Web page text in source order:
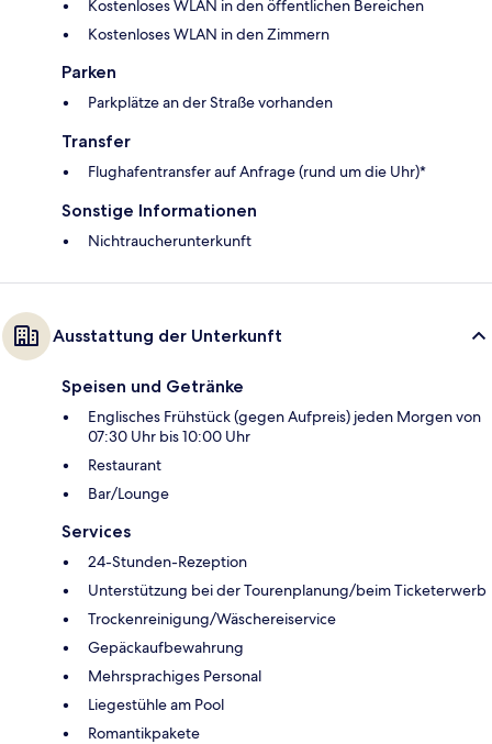
Kostenloses WLAN in den öffentlichen Bereichen
Kostenloses WLAN in den Zimmern
Parken
Parkplätze an der Straße vorhanden
Transfer
Flughafentransfer auf Anfrage (rund um die Uhr)*
Sonstige Informationen
Nichtraucherunterkunft
Ausstattung der Unterkunft
Speisen und Getränke
Englisches Frühstück (gegen Aufpreis) jeden Morgen von
07:30 Uhr bis 10:00 Uhr
Restaurant
Bar/Lounge
Services
24-Stunden-Rezeption
Unterstützung bei der Tourenplanung/beim Ticketerwerb
Trockenreinigung/Wäschereiservice
Gepäckaufbewahrung
Mehrsprachiges Personal
Liegestühle am Pool
Romantikpakete